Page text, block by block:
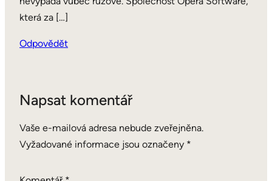
která za […]
Odpovědět
Napsat komentář
Vaše e-mailová adresa nebude zveřejněna.
Vyžadované informace jsou označeny *